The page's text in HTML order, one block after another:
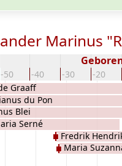
Marinus
-50 -40 -30 -20
Graaff
du Pon
Blei
Serné
Fredrik
Maria